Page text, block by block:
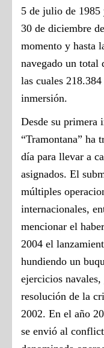
5 de julio de 1985
30 de diciembre
momento y hasta
navegado un total
las cuales
inmersión.
Desde su primera
“Tramontana” ha
día para llevar a
asignados. El
múltiples
internacionales,
mencionar el
2004 el
hundiendo un
ejercicios
resolución de la
2002. En el año
se envió al